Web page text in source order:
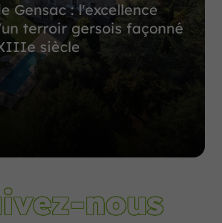
Gensac : l'excellence
terroir gersois façonné
siècle
nous